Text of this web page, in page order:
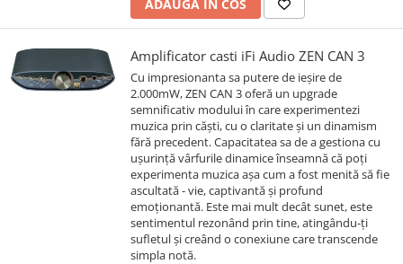
ADAUGA IN COS
Amplificator casti iFi Audio ZEN CAN 3
Cu impresionanta sa putere de ieșire de
2.000mW, ZEN CAN 3 oferă un upgrade
semnificativ modului în care experimentezi
muzica prin căști, cu o claritate și un dinamism
fără precedent. Capacitatea sa de a gestiona cu
ușurință vârfurile dinamice înseamnă că poți
experimenta muzica așa cum a fost menită să fie
ascultată - vie, captivantă și profund
emoționantă. Este mai mult decât sunet, este
sentimentul rezonând prin tine, atingându-ți
sufletul și creând o conexiune care transcende
simpla notă.